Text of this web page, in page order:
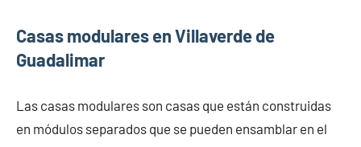
Casas modulares en Villaverde de
Guadalimar
Las casas modulares son casas que están construidas
en módulos separados que se pueden ensamblar en el